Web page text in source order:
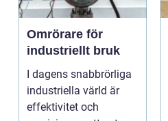
Omrörare för
industriellt bruk
I dagens snabbrörliga
industriella värld är
effektivitet och